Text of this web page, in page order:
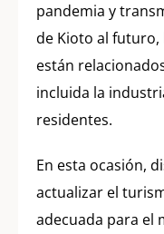
pandemia y
de Kioto al
están
incluida la
residentes.
En esta ocasión,
actualizar el
adecuada para el